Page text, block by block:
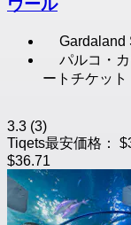
ヴール
Gardaland
パルコ・
ートチケット
3.3 (3)
Tiqets最安価格：
$36.71